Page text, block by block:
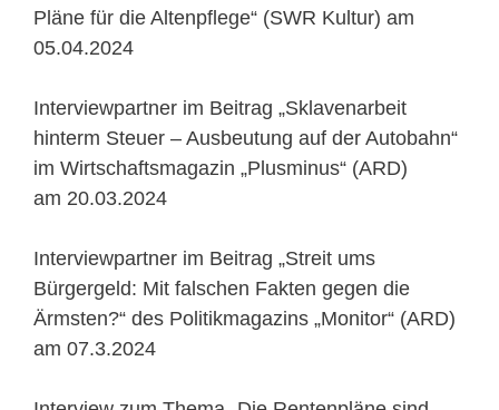
Pläne für die Altenpflege“ (SWR Kultur) am
05.04.2024
Interviewpartner im Beitrag „Sklavenarbeit
hinterm Steuer – Ausbeutung auf der Autobahn“
im Wirtschaftsmagazin „Plusminus“ (ARD)
am 20.03.2024
Interviewpartner im Beitrag „Streit ums
Bürgergeld: Mit falschen Fakten gegen die
Ärmsten?“ des Politikmagazins „Monitor“ (ARD)
am 07.3.2024